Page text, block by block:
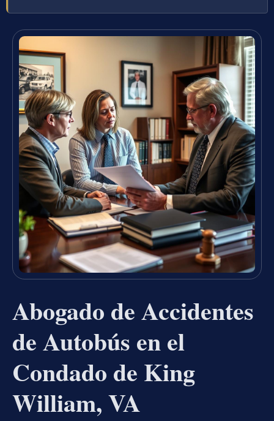
Abogado de Accidentes
de Autobús en el
Condado de King
William, VA